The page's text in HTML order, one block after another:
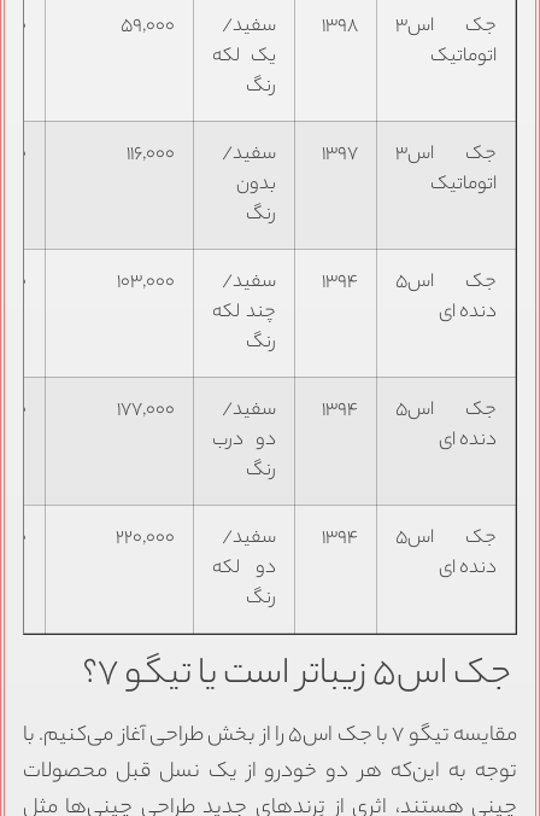
جک اس۳
اتوماتیک
۱۳۹۸
سفید/
یک لکه
رنگ
۵۹,۰۰۰
جک اس۳
اتوماتیک
۱۳۹۷
سفید/
بدون
رنگ
۱۱۶,۰۰۰
جک اس۵
دنده ای
۱۳۹۴
سفید/
چند لکه
رنگ
۱۰۳,۰۰۰
جک اس۵
دنده ای
۱۳۹۴
سفید/
دو درب
رنگ
۱۷۷,۰۰۰
جک اس۵
دنده ای
۱۳۹۴
سفید/
دو لکه
رنگ
۲۲۰,۰۰۰
جک اس۵ زیباتر است یا تیگو ۷؟
مقایسه تیگو ۷ با جک اس۵ را از بخش طراحی آغاز می‌کنیم. با
توجه به این‌که هر دو خودرو از یک نسل قبل محصولات
چینی هستند، اثری از تِرِندهای جدید طراحی چینی‌ها مثل